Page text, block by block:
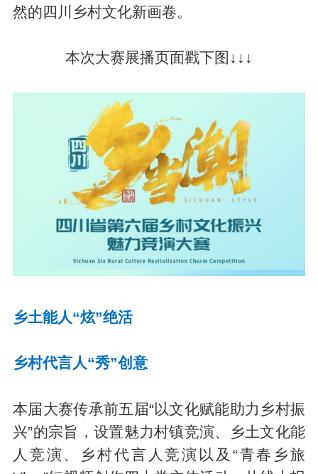
然的四川乡村文化新画卷。
本次大赛展播页面戳下图↓↓↓
乡土能人“炫”绝活
乡村代言人“秀”创意
本届大赛传承前五届“以文化赋能助力乡村振
兴”的宗旨，设置魅力村镇竞演、乡土文化能
人竞演、乡村代言人竞演以及“青春乡旅